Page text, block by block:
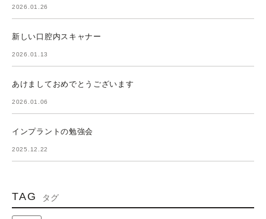
2026.01.26
新しい口腔内スキャナー
2026.01.13
あけましておめでとうございます
2026.01.06
インプラントの勉強会
2025.12.22
TAG タグ